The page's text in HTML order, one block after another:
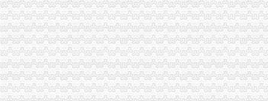
[企业问道]进出口货物收发货人报关注册登记证书过期怎么办？_百度知
进出口货物收发货人报关注册登记证书-锦程国际物流
进出口货物收发货人报关注册登记证书注销登记如何办理
进出口货物收发货人报关注册登记证的变更-通关监管海关业务咨询-
苏州进出口货物收发货人报关注册登记证书_中国贸易网
办理进出口货物收发货人报关注册登记证书,需要备齐如下资料_办理
《进出口货物收发货人报关注册登记证书》丢失该怎么办？_已解决-
进出口货物收发货人报关注册登记证书现在还需要年审吗（页1）-报